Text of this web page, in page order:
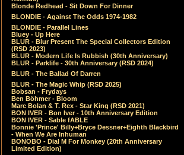
Blonde Redhead - Sit Down For Dinner
BLONDIE - Against The Odds 1974-1982
BLONDIE - Parallel Lines
Bluey - Up Here
BLUR - Blur Present The Special Collectors Edition
(RSD 2023)
BLUR - Modern Life Is Rubbish (30th Anniversary)
BLUR - Parklife - 30th Anniversary (RSD 2024)
BLUR - The Ballad Of Darren
BLUR - The Magic Whip (RSD 2025)
Bobsan - Frydays
Ben Böhmer - Bloom
Marc Bolan & T. Rex - Star King (RSD 2021)
BON IVER - Bon Iver - 10th Anniversary Edition
BON IVER - Sable fABLE
Bonnie 'Prince' Billy+Bryce Dessner+Eighth Blackbird
- When We Are Inhuman
BONOBO - Dial M For Monkey (20th Anniversary
Limited Edition)